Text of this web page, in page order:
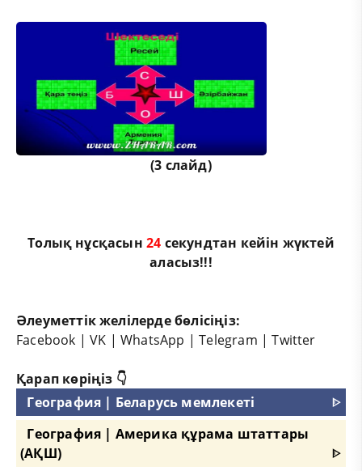
(3 слайд)
Толық нұсқасын24 секундтан кейін жүктей
аласыз!!!
Әлеуметтік желілерде бөлісіңіз:
Facebook |VK |WhatsApp |Telegram |Twitter
Қарап көріңіз 👇
География | Беларусь мемлекеті
ᐈ
География | Америка құрама штаттары
(АҚШ)
ᐈ